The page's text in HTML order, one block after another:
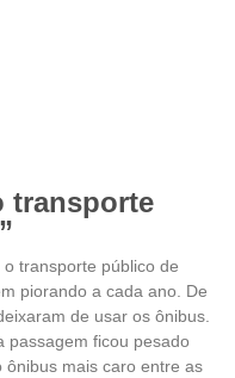
transporte
transporte público de
piorando a cada ano. De
de usar os ônibus.
passagem ficou pesado
ônibus mais caro entre as